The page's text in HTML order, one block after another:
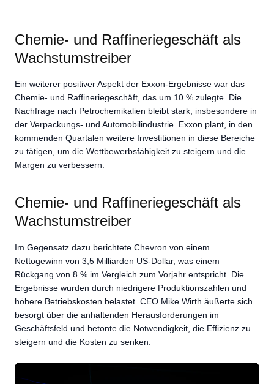
Chemie- und Raffineriegeschäft als
Wachstumstreiber
Ein weiterer positiver Aspekt der Exxon-Ergebnisse war das
Chemie- und Raffineriegeschäft, das um 10 % zulegte. Die
Nachfrage nach Petrochemikalien bleibt stark, insbesondere in
der Verpackungs- und Automobilindustrie. Exxon plant, in den
kommenden Quartalen weitere Investitionen in diese Bereiche
zu tätigen, um die Wettbewerbsfähigkeit zu steigern und die
Margen zu verbessern.
Chemie- und Raffineriegeschäft als
Wachstumstreiber
Im Gegensatz dazu berichtete Chevron von einem
Nettogewinn von 3,5 Milliarden US-Dollar, was einem
Rückgang von 8 % im Vergleich zum Vorjahr entspricht. Die
Ergebnisse wurden durch niedrigere Produktionszahlen und
höhere Betriebskosten belastet. CEO Mike Wirth äußerte sich
besorgt über die anhaltenden Herausforderungen im
Geschäftsfeld und betonte die Notwendigkeit, die Effizienz zu
steigern und die Kosten zu senken.